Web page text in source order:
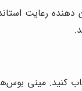
دهنده رعایت
کنید. مینی